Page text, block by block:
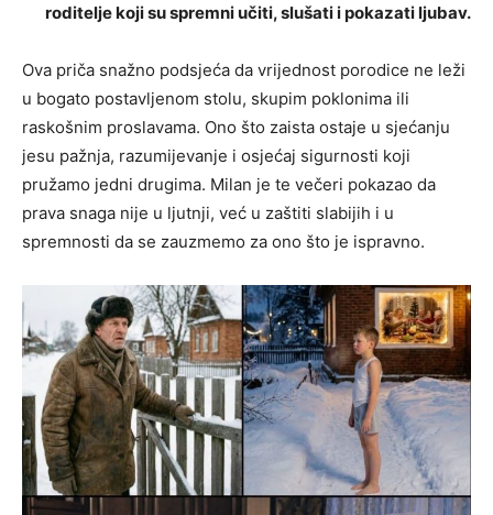
roditelje koji su spremni učiti, slušati i pokazati ljubav.
Ova priča snažno podsjeća da vrijednost porodice ne leži
u bogato postavljenom stolu, skupim poklonima ili
raskošnim proslavama. Ono što zaista ostaje u sjećanju
jesu pažnja, razumijevanje i osjećaj sigurnosti koji
pružamo jedni drugima. Milan je te večeri pokazao da
prava snaga nije u ljutnji, već u zaštiti slabijih i u
spremnosti da se zauzmemo za ono što je ispravno.